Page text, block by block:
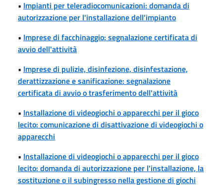
• Impianti per teleradiocomunicazioni: domanda di
autorizzazione per l'installazione dell'impianto
• Imprese di facchinaggio: segnalazione certificata di
avvio dell'attività
• Imprese di pulizie, disinfezione, disinfestazione,
derattizzazione e sanificazione: segnalazione
certificata di avvio o trasferimento dell'attività
• Installazione di videogiochi o apparecchi per il gioco
lecito: comunicazione di disattivazione di videogiochi o
apparecchi
• Installazione di videogiochi o apparecchi per il gioco
lecito: domanda di autorizzazione per l'installazione, la
sostituzione o il subingresso nella gestione di giochi